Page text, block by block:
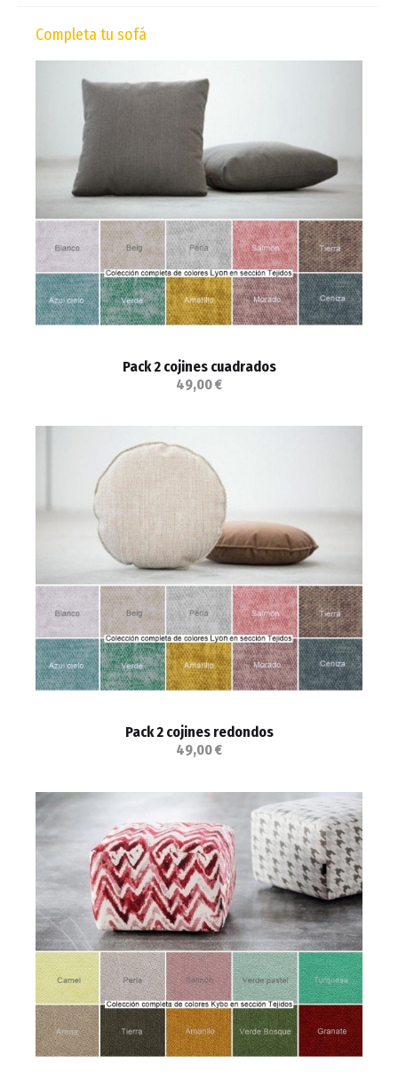
Completa tu sofá
Pack 2 cojines cuadrados
49,00 €
Pack 2 cojines redondos
49,00 €